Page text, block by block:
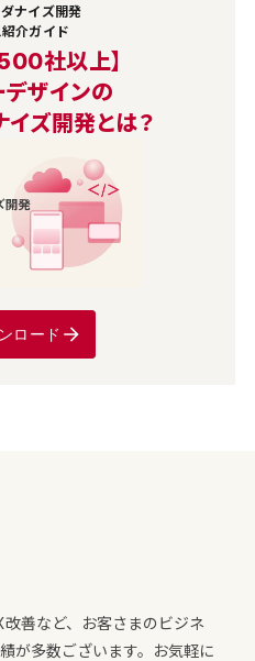
ナイズ開発
介ガイド
社以上】
デザインの
ズ開発とは？
ロード
善など、お客さまのビジネ
が多数ございます。お気軽に